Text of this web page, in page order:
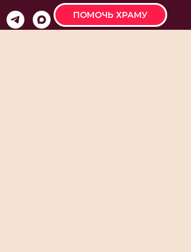
ПОМОЧЬ ХРАМУ